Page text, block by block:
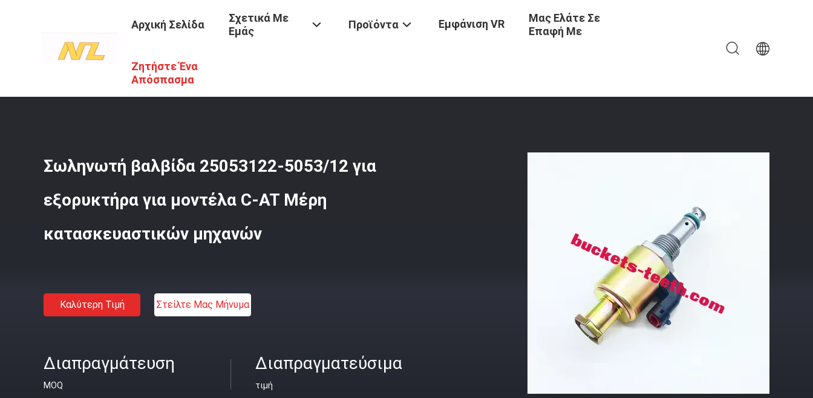
Αρχική Σελίδα
Σχετικά Με
Εμάς
Προϊόντα Εμφάνιση VR
Μας Ελάτε Σε
Επαφή Με
Ζητήστε Ένα
Απόσπασμα
Προϊόντα / Σολενοειδές Εκσκαφέα
Σωληνωτή βαλβίδα 25053122-5053/12 για
εξορυκτήρα για μοντέλα C-AT Μέρη
κατασκευαστικών μηχανών
Καλύτερη Τιμή Στείλτε Μας Μήνυμα
Διαπραγμάτευση
MOQ
Διαπραγματεύσιμα
τιμή